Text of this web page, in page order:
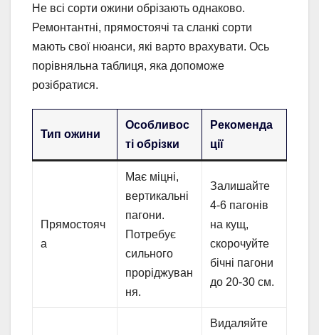
Не всі сорти ожини обрізають однаково.
Ремонтантні, прямостоячі та сланкі сорти
мають свої нюанси, які варто врахувати. Ось
порівняльна таблиця, яка допоможе
розібратися.
Тип ожини
Особливос
ті обрізки
Рекоменда
ції
Прямостояч
а
Має міцні,
вертикальні
пагони.
Потребує
сильного
проріджуван
ня.
Залишайте
4-6 пагонів
на кущ,
скорочуйте
бічні пагони
до 20-30 см.
Видаляйте